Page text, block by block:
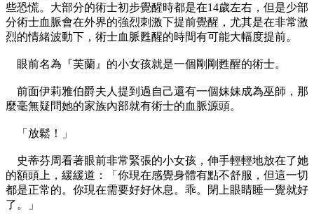
些恐慌。大部分的術士初步覺醒時都是在14歲左右，但是少部
分術士血脈會在外界的強烈刺激下提前覺醒，尤其是在非常激
烈的情緒波動下，術士血脈甦醒的時間有可能大幅度提前。
眼前名為『芙蘭』的小女孩就是一個剛剛甦醒的術士。
前面伊莉雅伯爵夫人提到過自己還有一個妹妹成為巫師，那
麼毫無疑問她的家族內部就有術士的血脈源頭。
「放鬆！」
史蒂芬周看著眼前非常緊張的小女孩，伸手輕輕地放在了她
的額頭上，緩緩道：「你現在感覺身體有點不舒服，但這一切
都是正常的。你現在需要好好休息。乖。閉上眼睛睡一覺就好
了。」